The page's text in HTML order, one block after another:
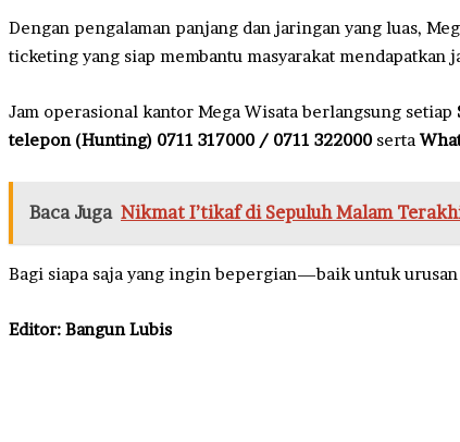
Dengan pengalaman panjang dan jaringan yang luas,
ticketing yang siap membantu masyarakat mendapatkan
Jam operasional kantor Mega Wisata berlangsung setiap
telepon (Hunting) 0711 317000 / 0711 322000 serta
Baca Juga Nikmat I’tikaf di Sepuluh Malam
Bagi siapa saja yang ingin bepergian—baik untuk
Editor: Bangun Lubis